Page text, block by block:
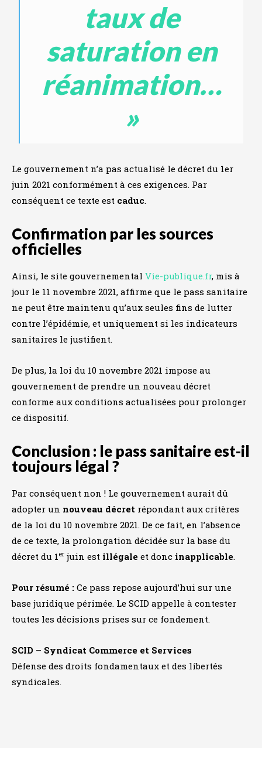
taux de
saturation en
réanimation…
»
Le gouvernement n’a pas actualisé le décret du 1er
juin 2021 conformément à ces exigences. Par
conséquent ce texte est caduc.
Confirmation par les sources
officielles
Ainsi, le site gouvernemental Vie-publique.fr, mis à
jour le 11 novembre 2021, affirme que le pass sanitaire
ne peut être maintenu qu’aux seules fins de lutter
contre l’épidémie, et uniquement si les indicateurs
sanitaires le justifient.
De plus, la loi du 10 novembre 2021 impose au
gouvernement de prendre un nouveau décret
conforme aux conditions actualisées pour prolonger
ce dispositif.
Conclusion : le pass sanitaire est-il
toujours légal ?
Par conséquent non ! Le gouvernement aurait dû
adopter un nouveau décret répondant aux critères
de la loi du 10 novembre 2021. De ce fait, en l’absence
de ce texte, la prolongation décidée sur la base du
décret du 1 er juin est illégale et donc inapplicable.
Pour résumé : Ce pass repose aujourd’hui sur une
base juridique périmée. Le SCID appelle à contester
toutes les décisions prises sur ce fondement.
SCID – Syndicat Commerce et Services
Défense des droits fondamentaux et des libertés
syndicales.